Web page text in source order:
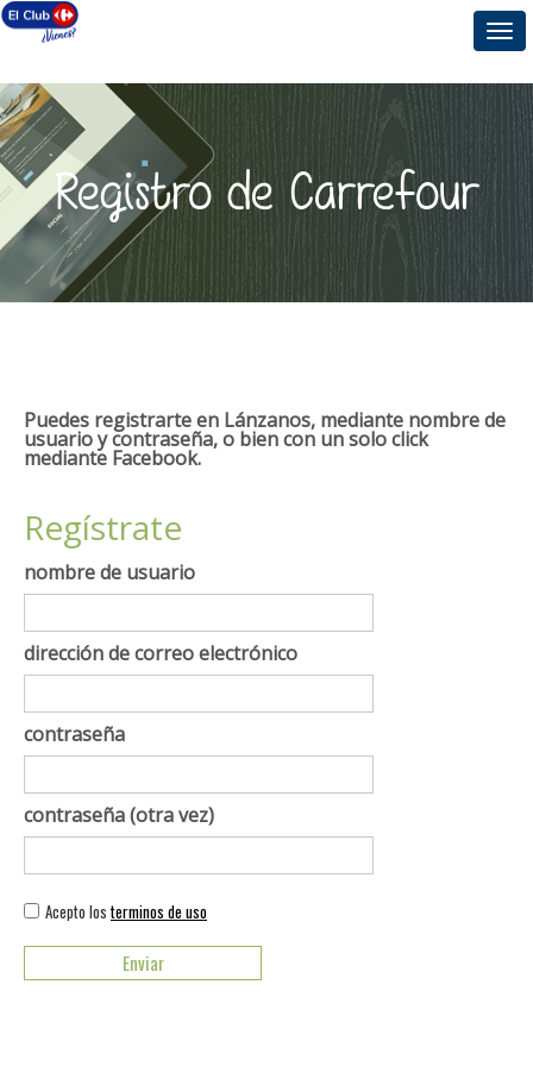
Registro de Carrefour
Puedes registrarte en Lánzanos, mediante nombre de
usuario y contraseña, o bien con un solo click
mediante Facebook.
Regístrate
nombre de usuario
dirección de correo electrónico
contraseña
contraseña (otra vez)
Acepto los terminos de uso